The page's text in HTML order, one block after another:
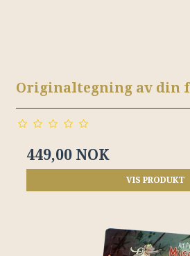
Originaltegning av
449,00 NOK
VIS PRODUKT